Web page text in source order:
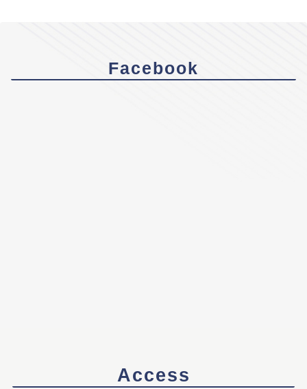
Facebook
Access